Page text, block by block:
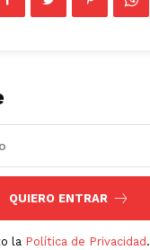
QUIERO ENTRAR
la Política de Privacidad .